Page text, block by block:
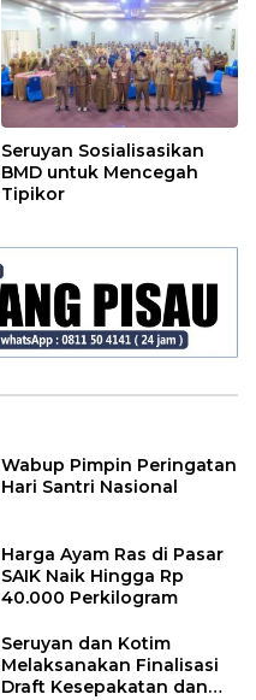
Seruyan Sosialisasikan
BMD untuk Mencegah
Tipikor
Wabup Pimpin Peringatan
Hari Santri Nasional
Harga Ayam Ras di Pasar
SAIK Naik Hingga Rp
40.000 Perkilogram
Seruyan dan Kotim
Melaksanakan Finalisasi
Draft Kesepakatan dan